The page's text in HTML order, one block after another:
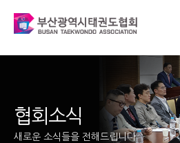
협회소식
새로운 소식들을 전해드립니다